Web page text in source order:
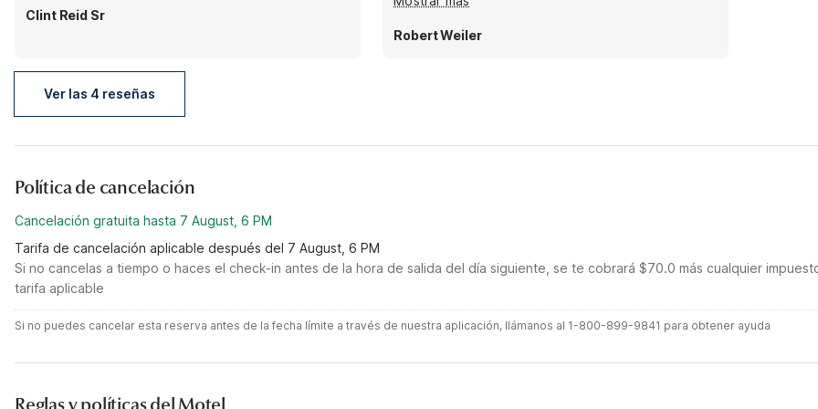
Clint Reid Sr
allowed a lot of light to leak into the room and may
allow pests to infiltrate, though none were present
Robert Weiler
Ver las 4 reseñas
Política de cancelación
Cancelación gratuita hasta 7 August, 6 PM
Tarifa de cancelación aplicable después del 7 August, 6 PM
Si no cancelas a tiempo o haces el check-in antes de la hora de salida del día siguiente, se te cobrará $70.0 más cualquier
tarifa aplicable
Si no puedes cancelar esta reserva antes de la fecha límite a través de nuestra aplicación, llámanos al 1-800-899-9841 para obtener ayuda